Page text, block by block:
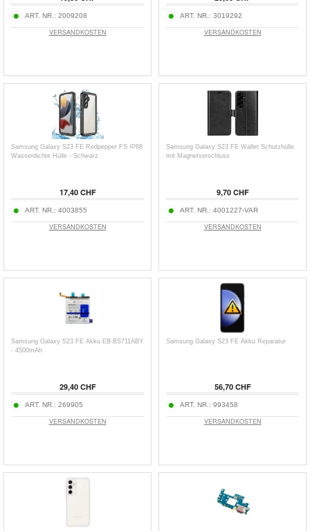
ART. NR.: 2009208
VERSANDKOSTEN
ART. NR.: 3019292
VERSANDKOSTEN
Samsung Galaxy S23 FE Redpepper FS IP68
Wasserdichte Hülle - Schwarz
17,40 CHF
ART. NR.: 4003855
VERSANDKOSTEN
Samsung Galaxy S23 FE Wallet Schutzhülle
mit Magnetverschluss
9,70 CHF
ART. NR.: 4001227-VAR
VERSANDKOSTEN
Samsung Galaxy S23 FE Akku EB-BS711ABY
- 4500mAh
29,40 CHF
ART. NR.: 269905
VERSANDKOSTEN
Samsung Galaxy S23 FE Akku Reparatur
56,70 CHF
ART. NR.: 993458
VERSANDKOSTEN